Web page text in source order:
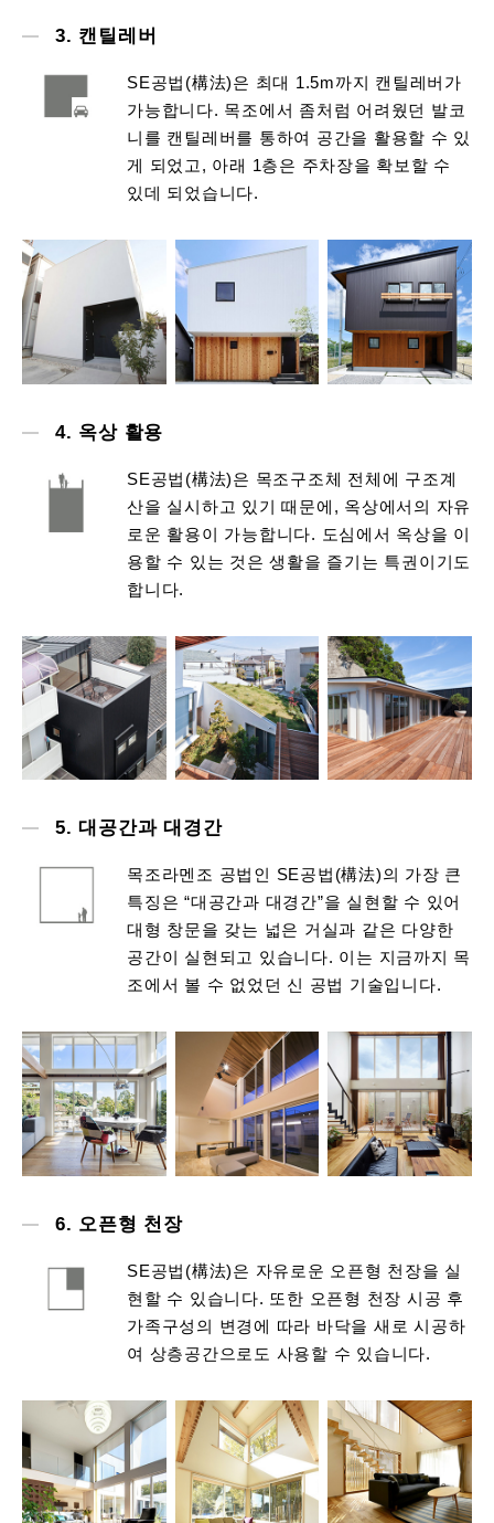
3. 캔틸레버
SE공법(構法)은 최대 1.5m까지 캔틸레버가
가능합니다. 목조에서 좀처럼 어려웠던 발코
니를 캔틸레버를 통하여 공간을 활용할 수 있
게 되었고, 아래 1층은 주차장을 확보할 수
있데 되었습니다.
4. 옥상 활용
SE공법(構法)은 목조구조체 전체에 구조계
산을 실시하고 있기 때문에, 옥상에서의 자유
로운 활용이 가능합니다. 도심에서 옥상을 이
용할 수 있는 것은 생활을 즐기는 특권이기도
합니다.
5. 대공간과 대경간
목조라멘조 공법인 SE공법(構法)의 가장 큰
특징은 “대공간과 대경간”을 실현할 수 있어
대형 창문을 갖는 넓은 거실과 같은 다양한
공간이 실현되고 있습니다. 이는 지금까지 목
조에서 볼 수 없었던 신 공법 기술입니다.
6. 오픈형 천장
SE공법(構法)은 자유로운 오픈형 천장을 실
현할 수 있습니다. 또한 오픈형 천장 시공 후
가족구성의 변경에 따라 바닥을 새로 시공하
여 상층공간으로도 사용할 수 있습니다.